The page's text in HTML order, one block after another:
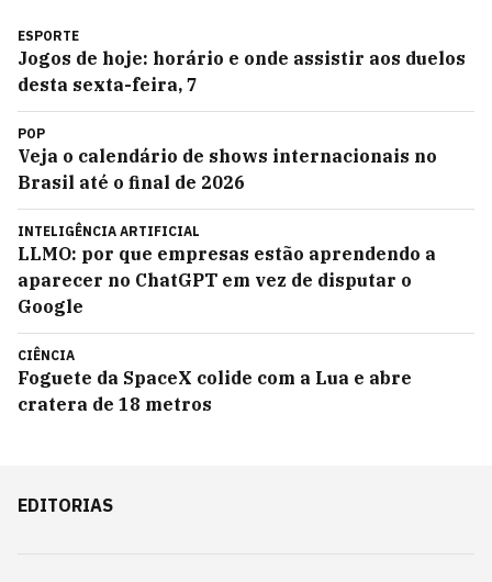
ESPORTE
Jogos de hoje: horário e onde assistir aos duelos
desta sexta-feira, 7
POP
Veja o calendário de shows internacionais no
Brasil até o final de 2026
INTELIGÊNCIA ARTIFICIAL
LLMO: por que empresas estão aprendendo a
aparecer no ChatGPT em vez de disputar o
Google
CIÊNCIA
Foguete da SpaceX colide com a Lua e abre
cratera de 18 metros
EDITORIAS